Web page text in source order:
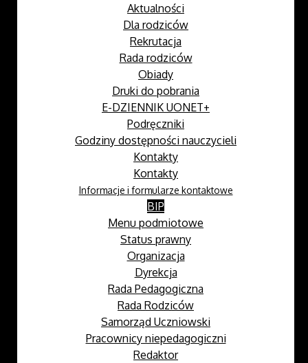
Aktualności
Dla rodziców
Rekrutacja
Rada rodziców
Obiady
Druki do pobrania
E-DZIENNIK UONET+
Podręczniki
Godziny dostępności nauczycieli
Kontakty
Kontakty
Informacje i formularze kontaktowe
BIP
Menu podmiotowe
Status prawny
Organizacja
Dyrekcja
Rada Pedagogiczna
Rada Rodziców
Samorząd Uczniowski
Pracownicy niepedagogiczni
Redaktor